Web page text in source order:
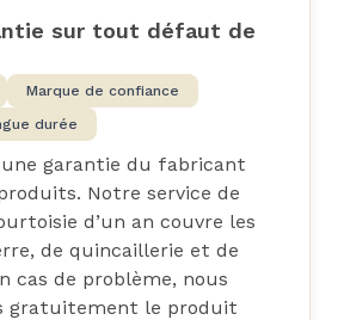
sur tout défaut de
Marque de confiance
durée
garantie du fabricant
Notre service de
d’un an couvre les
de quincaillerie et de
cas de problème, nous
gratuitement le produit